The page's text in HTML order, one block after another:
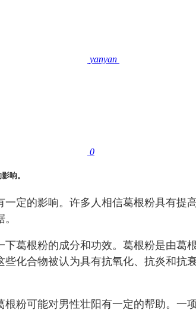
yanyan
0
响。
一定的影响。许多人相信葛根粉具有提
下葛根粉的成分和功效。葛根粉是由葛
些化合物被认为具有抗氧化、抗炎和抗
根粉可能对男性壮阳有一定的帮助。一